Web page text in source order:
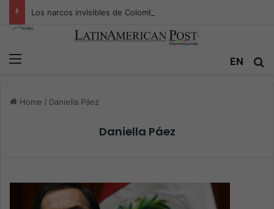
EN
Home / Daniella Páez
Daniella Páez